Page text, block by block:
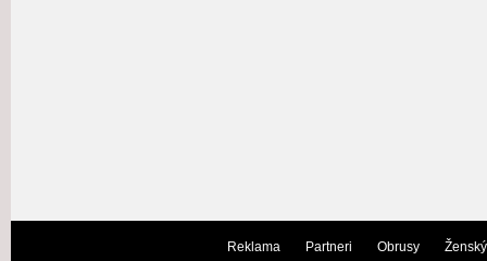
Reklama Partneri Obrusy